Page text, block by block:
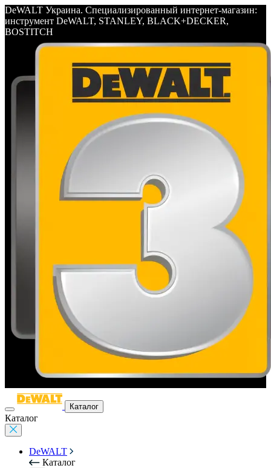
DeWALT Украина. Специализированный интернет-магазин:
инструмент DeWALT, STANLEY, BLACK+DECKER,
BOSTITCH
Каталог
Каталог
DeWALT
Каталог